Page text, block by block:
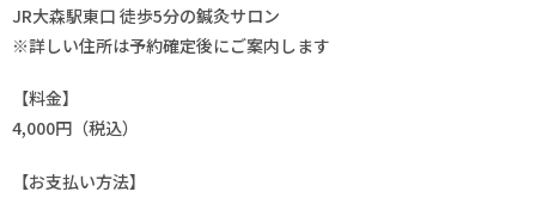
JR大森駅東口 徒歩5分の鍼灸サロン
※詳しい住所は予約確定後にご案内します
【料金】
4,000円（税込）
【お支払い方法】